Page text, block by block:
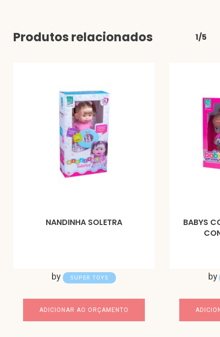
Produtos relacionados 1/5
NANDINHA SOLETRA
by SUPER TOYS
ADICIONAR AO ORÇAMENTO
BABYS
by